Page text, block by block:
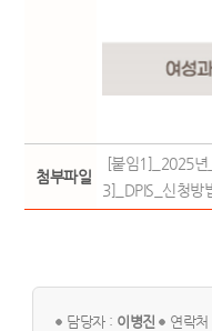
첨부파일
[붙임1]_2025
3]_DPIS_신청방
담당자 : 이병진 연락